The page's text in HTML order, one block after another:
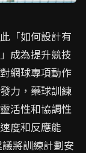
「如何設計有
成為提升競技
網球專項動作
力，藥球訓練
活性和協調性
度和反應能
將訓練計劃安